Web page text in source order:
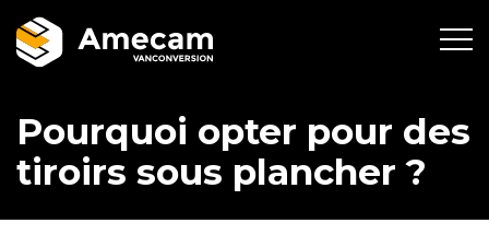
Pourquoi opter pour des
tiroirs sous plancher ?